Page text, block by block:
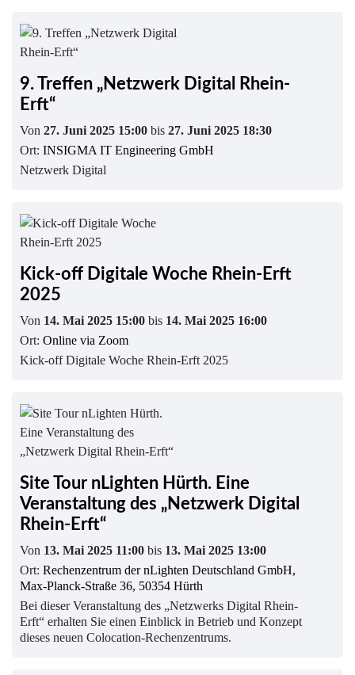
9. Treffen „Netzwerk Digital Rhein-
Erft“
Von 27. Juni 2025 15:00 bis 27. Juni 2025 18:30
Ort: INSIGMA IT Engineering GmbH
Netzwerk Digital
Kick-off Digitale Woche Rhein-Erft
2025
Von 14. Mai 2025 15:00 bis 14. Mai 2025 16:00
Ort: Online via Zoom
Kick-off Digitale Woche Rhein-Erft 2025
Site Tour nLighten Hürth. Eine
Veranstaltung des „Netzwerk Digital
Rhein-Erft“
Von 13. Mai 2025 11:00 bis 13. Mai 2025 13:00
Ort: Rechenzentrum der nLighten Deutschland GmbH,
Max-Planck-Straße 36, 50354 Hürth
Bei dieser Veranstaltung des „Netzwerks Digital Rhein-
Erft“ erhalten Sie einen Einblick in Betrieb und Konzept
dieses neuen Colocation-Rechenzentrums.